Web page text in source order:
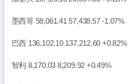
墨西哥 58,061.41 57,438.57 -1.07%
巴西 136,102.10 137,212.60 +0.82%
智利 8,170.03 8,209.92 +0.49%